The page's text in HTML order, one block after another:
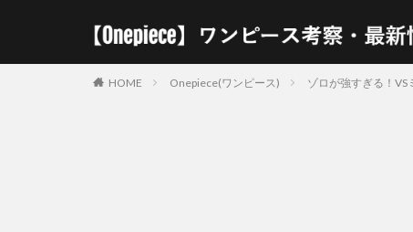
HOME Onepiece(ワンピース) ゾロが強すぎる！VS